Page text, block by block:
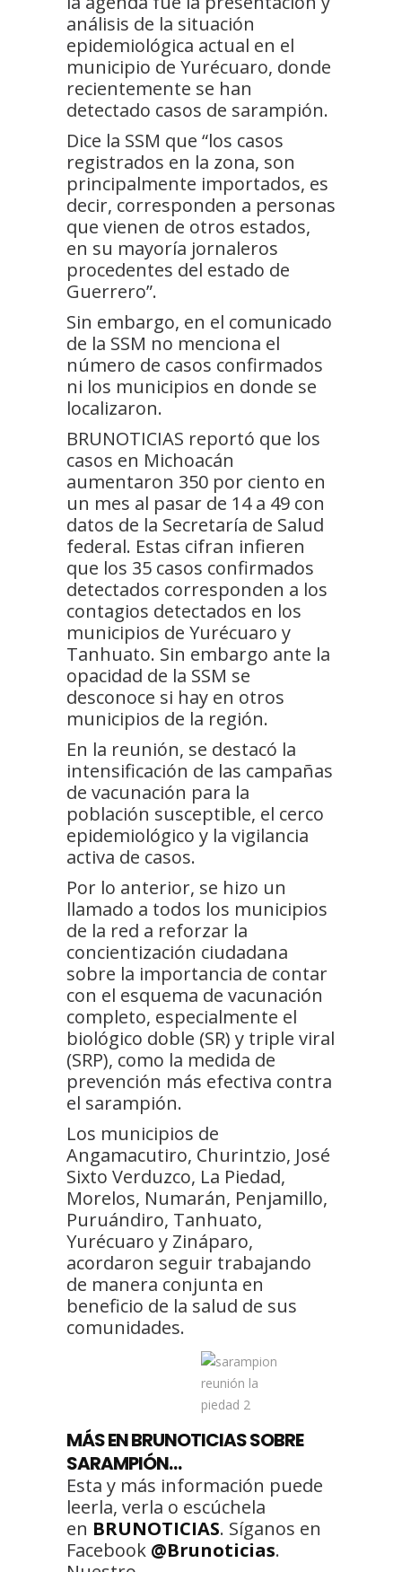
análisis de la situación
epidemiológica actual en el
municipio de Yurécuaro, donde
recientemente se han
detectado casos de sarampión.
Dice la SSM que “los casos
registrados en la zona, son
principalmente importados, es
decir, corresponden a personas
que vienen de otros estados,
en su mayoría jornaleros
procedentes del estado de
Guerrero”.
Sin embargo, en el comunicado
de la SSM no menciona el
número de casos confirmados
ni los municipios en donde se
localizaron.
BRUNOTICIAS reportó que los
casos en Michoacán
aumentaron 350 por ciento en
un mes al pasar de 14 a 49 con
datos de la Secretaría de Salud
federal. Estas cifran infieren
que los 35 casos confirmados
detectados corresponden a los
contagios detectados en los
municipios de Yurécuaro y
Tanhuato. Sin embargo ante la
opacidad de la SSM se
desconoce si hay en otros
municipios de la región.
En la reunión, se destacó la
intensificación de las campañas
de vacunación para la
población susceptible, el cerco
epidemiológico y la vigilancia
activa de casos.
Por lo anterior, se hizo un
llamado a todos los municipios
de la red a reforzar la
concientización ciudadana
sobre la importancia de contar
con el esquema de vacunación
completo, especialmente el
biológico doble (SR) y triple viral
(SRP), como la medida de
prevención más efectiva contra
el sarampión.
Los municipios de
Angamacutiro, Churintzio, José
Sixto Verduzco, La Piedad,
Morelos, Numarán, Penjamillo,
Puruándiro, Tanhuato,
Yurécuaro y Zináparo,
acordaron seguir trabajando
de manera conjunta en
beneficio de la salud de sus
comunidades.
MÁS EN BRUNOTICIAS SOBRE
SARAMPIÓN…
Esta y más información puede
leerla, verla o escúchela
en BRUNOTICIAS. Síganos en
Facebook @Brunoticias.